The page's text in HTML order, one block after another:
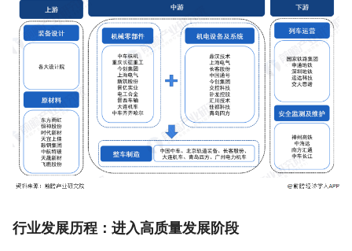
行业发展历程：进入高质量发展阶段